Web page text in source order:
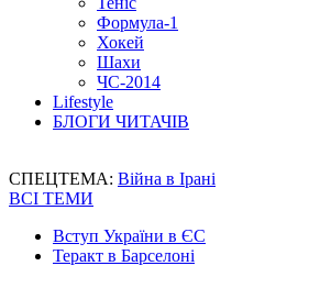
Формула-1
Хокей
Шахи
ЧС-2014
Lifestyle
БЛОГИ ЧИТАЧІВ
СПЕЦТЕМА: Війна в Ірані
ВСІ ТЕМИ
Вступ України в ЄС
Теракт в Барселоні